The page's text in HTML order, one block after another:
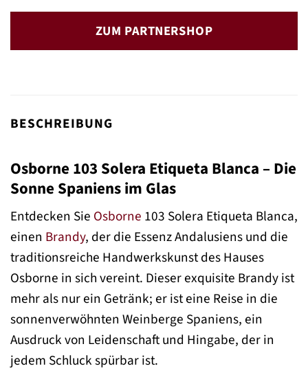
ZUM PARTNERSHOP
BESCHREIBUNG
Osborne 103 Solera Etiqueta Blanca – Die
Sonne Spaniens im Glas
Entdecken Sie Osborne 103 Solera Etiqueta Blanca,
einen Brandy, der die Essenz Andalusiens und die
traditionsreiche Handwerkskunst des Hauses
Osborne in sich vereint. Dieser exquisite Brandy ist
mehr als nur ein Getränk; er ist eine Reise in die
sonnenverwöhnten Weinberge Spaniens, ein
Ausdruck von Leidenschaft und Hingabe, der in
jedem Schluck spürbar ist.